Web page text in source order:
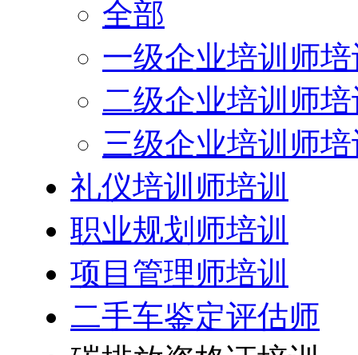
全部
一级企业培训师
二级企业培训师
三级企业培训师
礼仪培训师培训
职业规划师培训
项目管理师培训
二手车鉴定评估师